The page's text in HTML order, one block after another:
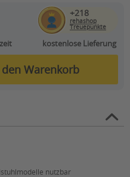
+218
rehashop
Treuepunkte
kostenlose Lieferung
den Warenkorb
nutzbar